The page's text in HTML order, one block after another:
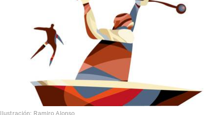
Ilustración: Ramiro Alonso